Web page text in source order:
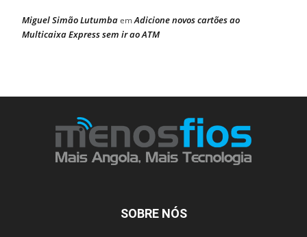
Miguel Simão LutumbaemAdicione novos cartões ao
Multicaixa Express sem ir ao ATM
SOBRE NÓS